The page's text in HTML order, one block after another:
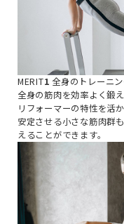
MERIT1 全身のトレーニ
全身の筋肉を効率よく鍛え
リフォーマーの特性を活
安定させる小さな筋肉群
えることができます。